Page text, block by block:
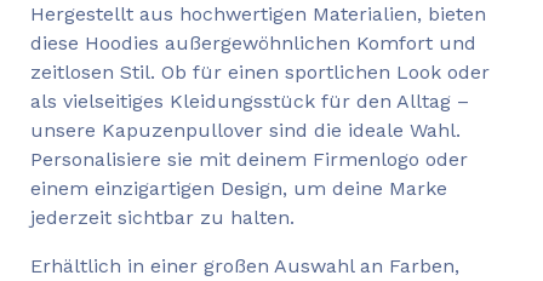
Hergestellt aus hochwertigen Materialien, bieten
diese Hoodies außergewöhnlichen Komfort und
zeitlosen Stil. Ob für einen sportlichen Look oder
als vielseitiges Kleidungsstück für den Alltag –
unsere Kapuzenpullover sind die ideale Wahl.
Personalisiere sie mit deinem Firmenlogo oder
einem einzigartigen Design, um deine Marke
jederzeit sichtbar zu halten.
Erhältlich in einer großen Auswahl an Farben,